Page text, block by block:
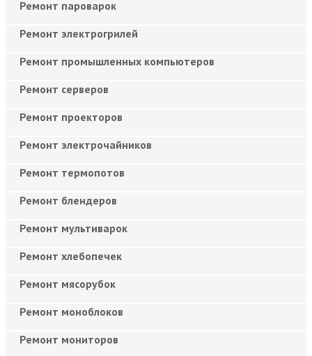
Ремонт пароварок
Ремонт электрогрилей
Ремонт промышленных компьютеров
Ремонт серверов
Ремонт проекторов
Ремонт электрочайников
Ремонт термопотов
Ремонт блендеров
Ремонт мультиварок
Ремонт хлебопечек
Ремонт мясорубок
Ремонт моноблоков
Ремонт мониторов